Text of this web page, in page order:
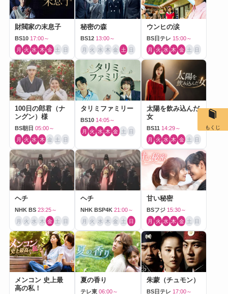
財閥家の末息子
BS10 17:00～
月 火 水 木 金 土 日
秘密の森
BS12 13:00～
月 火 水 木 金 土 日
ウンヒの涙
BS日テレ 15:00～
月 火 水 木 金 土 日
100日の郎君（ナ
ングン）様
BS朝日 05:00～
月 火 水 木 金 土 日
タリミファミリー
BS10 14:05～
月 火 水 木 金 土 日
太陽を飲み込んだ
女
BS11 14:29～
月 火 水 木 金 土 日
ヘチ
NHK BS 23:25～
月 火 水 木 金 土 日
ヘチ
NHK BSP4K 21:00～
月 火 水 木 金 土 日
甘い秘密
BSフジ 15:30～
月 火 水 木 金 土 日
メンコン 史上最
高の私！
夏の香り
テレ東 06:00～
朱蒙（チュモン）
BS日テレ 17:00～
もくじ